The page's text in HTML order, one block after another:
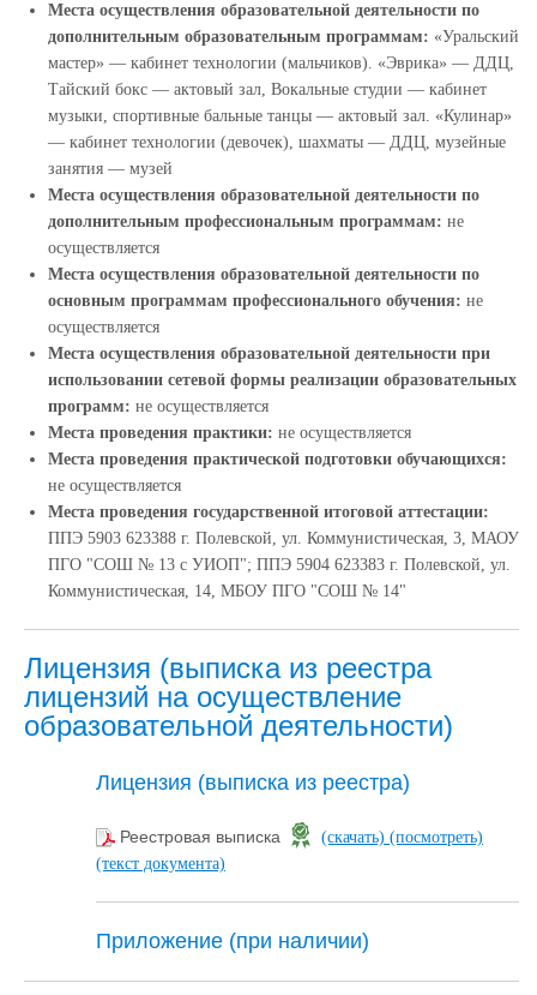
Места осуществления образовательной деятельности по
дополнительным образовательным программам: «Уральский
мастер» — кабинет технологии (мальчиков). «Эврика» — ДДЦ,
Тайский бокс — актовый зал, Вокальные студии — кабинет
музыки, спортивные бальные танцы — актовый зал. «Кулинар»
— кабинет технологии (девочек), шахматы — ДДЦ, музейные
занятия — музей
Места осуществления образовательной деятельности по
дополнительным профессиональным программам: не
осуществляется
Места осуществления образовательной деятельности по
основным программам профессионального обучения: не
осуществляется
Места осуществления образовательной деятельности при
использовании сетевой формы реализации образовательных
программ: не осуществляется
Места проведения практики: не осуществляется
Места проведения практической подготовки обучающихся:
не осуществляется
Места проведения государственной итоговой аттестации:
ППЭ 5903 623388 г. Полевской, ул. Коммунистическая, 3, МАОУ
ПГО "СОШ № 13 с УИОП"; ППЭ 5904 623383 г. Полевской, ул.
Коммунистическая, 14, МБОУ ПГО "СОШ № 14"
Лицензия (выписка из реестра
лицензий на осуществление
образовательной деятельности)
Лицензия (выписка из реестра)
Реестровая выписка (скачать) (посмотреть)
(текст документа)
Приложение (при наличии)